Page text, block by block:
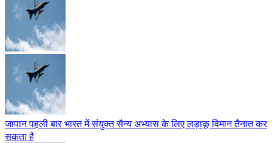
जापान पहली बार भारत में संयुक्त सैन्य अभ्यास के लिए लड़ाकू विमान तैनात कर
सकता है